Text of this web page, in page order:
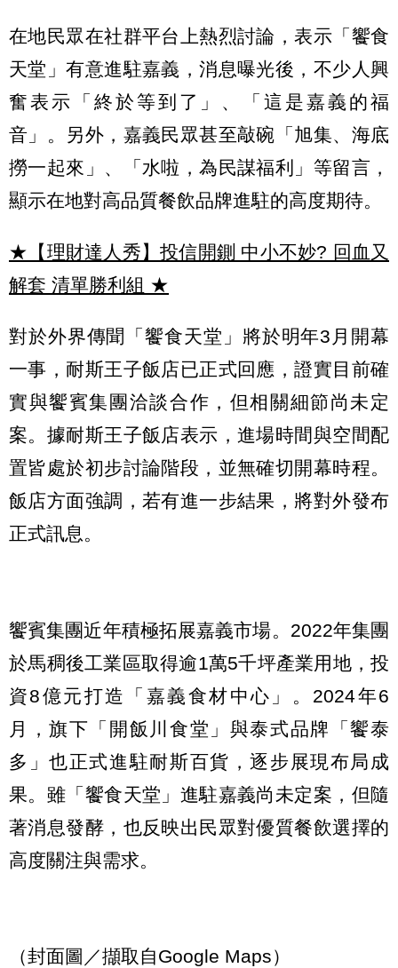
在地民眾在社群平台上熱烈討論，表示「饗食
天堂」有意進駐嘉義，消息曝光後，不少人興
奮表示「終於等到了」、「這是嘉義的福
音」。另外，嘉義民眾甚至敲碗「旭集、海底
撈一起來」、「水啦，為民謀福利」等留言，
顯示在地對高品質餐飲品牌進駐的高度期待。
★【理財達人秀】投信開鍘 中小不妙? 回血又
解套 清單勝利組 ★
對於外界傳聞「饗食天堂」將於明年3月開幕
一事，耐斯王子飯店已正式回應，證實目前確
實與饗賓集團洽談合作，但相關細節尚未定
案。據耐斯王子飯店表示，進場時間與空間配
置皆處於初步討論階段，並無確切開幕時程。
飯店方面強調，若有進一步結果，將對外發布
正式訊息。
饗賓集團近年積極拓展嘉義市場。2022年集團
於馬稠後工業區取得逾1萬5千坪產業用地，投
資8億元打造「嘉義食材中心」。2024年6
月，旗下「開飯川食堂」與泰式品牌「饗泰
多」也正式進駐耐斯百貨，逐步展現布局成
果。雖「饗食天堂」進駐嘉義尚未定案，但隨
著消息發酵，也反映出民眾對優質餐飲選擇的
高度關注與需求。
（封面圖／擷取自Google Maps）